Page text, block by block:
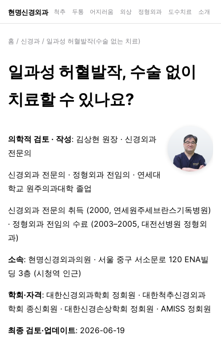
현명신경외과 척추 두통 어지러움 외상 정형외과 도수치료 소개
홈 / 신경과 / 일과성 허혈발작(수술 없는 치료)
일과성 허혈발작, 수술 없이
치료할 수 있나요?
의학적 검토 · 작성: 김상현 원장 · 신경외과
전문의
신경외과 전문의 · 정형외과 전임의 · 연세대
학교 원주의과대학 졸업
신경외과 전문의 취득 (2000, 연세원주세브란스기독병원)
· 정형외과 전임의 수료 (2003–2005, 대전선병원 정형외
과)
소속: 현명신경외과의원 · 서울 중구 서소문로 120 ENA빌
딩 3층 (시청역 인근)
학회·자격: 대한신경외과학회 정회원 · 대한척추신경외과
학회 종신회원 · 대한신경손상학회 정회원 · AMISS 정회원
최종 검토·업데이트: 2026-06-19